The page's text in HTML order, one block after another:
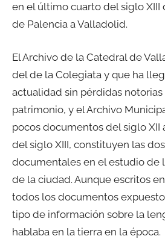
en el último cuarto del siglo XIII
de Palencia a Valladolid.
El Archivo de la Catedral de
del de la Colegiata y que ha
actualidad sin pérdidas notorias
patrimonio, y el Archivo
pocos documentos del siglo XII
del siglo XIII, constituyen las
documentales en el estudio de
de la ciudad. Aunque escritos
todos los documentos
tipo de información sobre la
hablaba en la tierra en la época.